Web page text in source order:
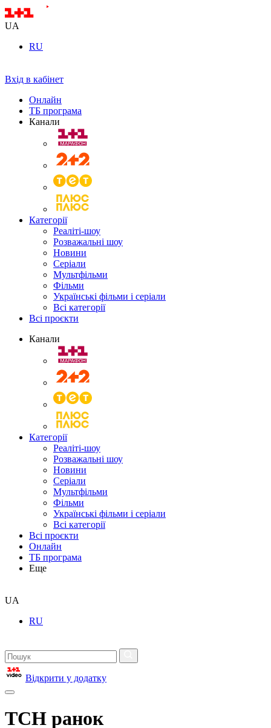
UA
RU
Вхід в кабінет
Онлайн
ТБ програма
Канали
Категорії
Реаліті-шоу
Розважальні шоу
Новини
Серіали
Мультфільми
Фільми
Українські фільми і серіали
Всі категорії
Всі проєкти
Канали
Категорії
Реаліті-шоу
Розважальні шоу
Новини
Серіали
Мультфільми
Фільми
Українські фільми і серіали
Всі категорії
Всі проєкти
Онлайн
ТБ програма
Еще
UA
RU
Відкрити у додатку
ТСН ранок